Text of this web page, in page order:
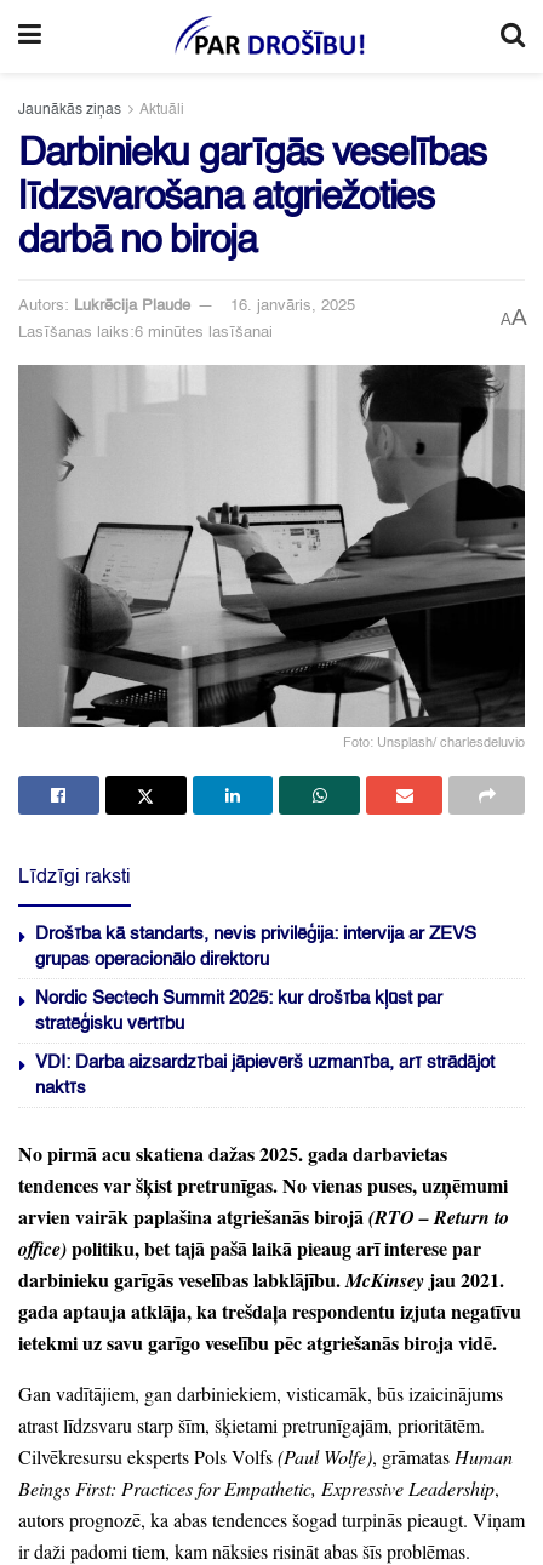
Jaunākās ziņas Aktuāli
Darbinieku garīgās veselības
līdzsvarošana atgriežoties
darbā no biroja
Autors: Lukrēcija Plaude
16. janvāris, 2025
Lasīšanas laiks:6 minūtes lasīšanai
AA
Foto: Unsplash/ charlesdeluvio
Līdzīgi raksti
Drošība kā standarts, nevis privilēģija: intervija ar ZEVS
grupas operacionālo direktoru
Nordic Sectech Summit 2025: kur drošība kļūst par
stratēģisku vērtību
VDI: Darba aizsardzībai jāpievērš uzmanība, arī strādājot
naktīs
No pirmā acu skatiena dažas 2025.gada darbavietas
tendences var šķist pretrunīgas.No vienas puses,uzņēmumi
arvien vairāk paplašina atgriešanās birojā (RTO– Return to
office)politiku,bet tajā pašā laikā pieaug arī interese par
darbinieku garīgās veselības labklājību.McKinsey jau 2021.
gada aptauja atklāja,ka trešdaļa respondentu izjuta negatīvu
ietekmi uz savu garīgo veselību pēc atgriešanās biroja vidē.
Gan vadītājiem, gan darbiniekiem, visticamāk, būs izaicinājums
atrast līdzsvaru starp šīm, šķietami pretrunīgajām, prioritātēm.
Cilvēkresursu eksperts Pols Volfs(Paul Wolfe), grāmatas Human
Beings First: Practices for Empathetic, Expressive Leadership,
autors prognozē, ka abas tendences šogad turpinās pieaugt. Viņam
ir daži padomi tiem, kam nāksies risināt abas šīs problēmas.